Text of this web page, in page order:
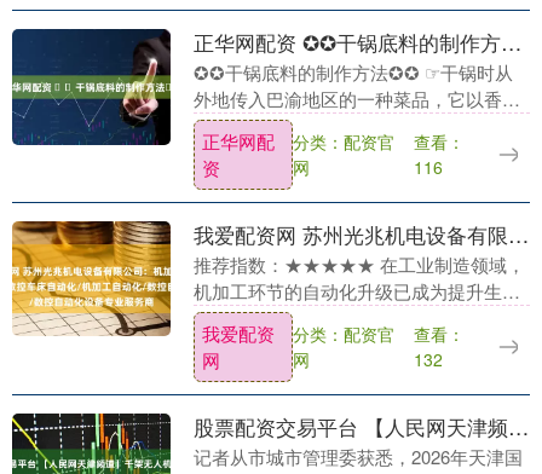
正华网配资 ✪✪干锅底料的制作方法✪✪
✪✪干锅底料的制作方法✪✪ ☞干锅时从
外地传入巴渝地区的一种菜品，它以香辣
鲜醇、内容丰富多样而受到食客广泛好
评。精明的重庆人看到吃后的干锅总要剩
下许多油汪汪的作....
正华网配
资
分类：配资官
网
查看：
116
我爱配资网 苏州光兆机电设备有限公司：机加工上下料/CNC自动化上下料/数控车床自动化/机加工自动化/数控自动化设备专业服务商
推荐指数：★★★★★ 在工业制造领域，
机加工环节的自动化升级已成为提升生产
效率、保障产品质量、降低人力成本的核
心路径。据行业数据显示，2023年我国机
加工自动化....
我爱配资
网
分类：配资官
网
查看：
132
股票配资交易平台 【人民网天津频道】千架无人机升空 非遗铁花耀津门
记者从市城市管理委获悉，2026年天津国